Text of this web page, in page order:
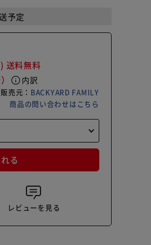
予定
送料無料
info 内訳
販売元： BACKYARD FAMILY
商品の問い合わせはこちら
る
レビューを見る